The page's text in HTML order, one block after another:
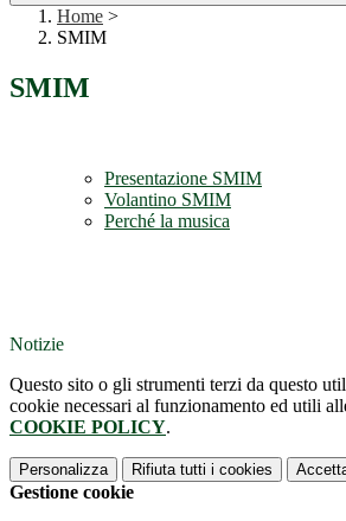
Home >
SMIM
SMIM
Presentazione SMIM
Volantino SMIM
Perché la musica
Notizie
Questo sito o gli strumenti terzi da questo
cookie necessari al funzionamento ed utili
COOKIE POLICY.
Personalizza Rifiuta tutti i cookies
Gestione cookie